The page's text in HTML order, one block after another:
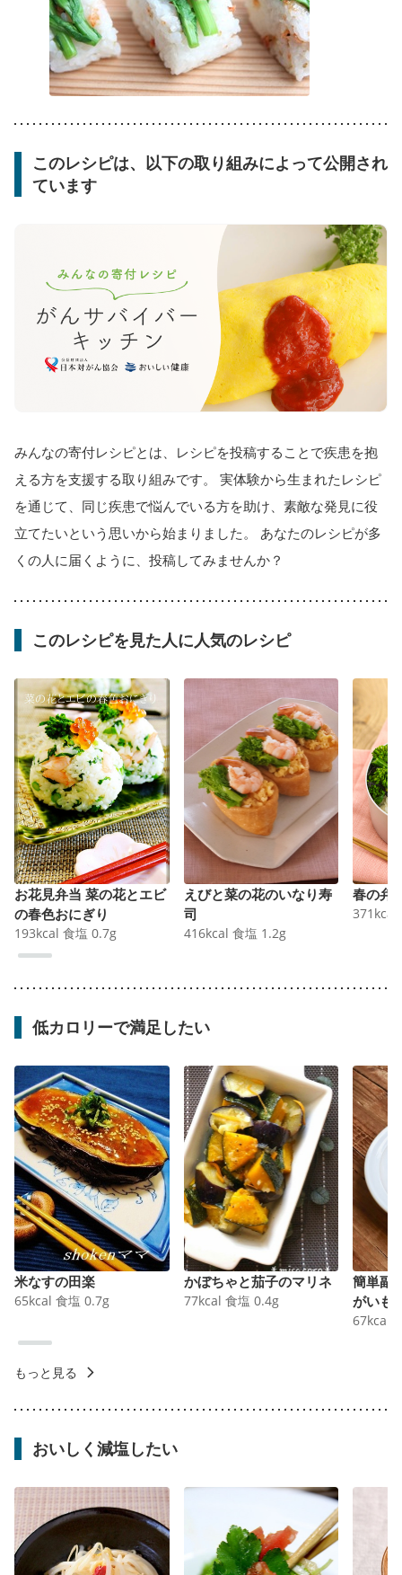
このレシピは、以下の取り組みによって公開され
ています
みんなの寄付レシピとは、レシピを投稿することで疾患を抱
える方を支援する取り組みです。 実体験から生まれたレシピ
を通じて、同じ疾患で悩んでいる方を助け、素敵な発見に役
立てたいという思いから始まりました。 あなたのレシピが多
くの人に届くように、投稿してみませんか？
このレシピを見た人に人気のレシピ
お花見弁当 菜の花とエビ
の春色おにぎり
193kcal 食塩 0.7g
えびと菜の花のいなり寿
司
416kcal 食塩 1.2g
春の弁
371 kcal
低カロリーで満足したい
米なすの田楽
65kcal 食塩 0.7g
かぼちゃと茄子のマリネ
77kcal 食塩 0.4g
簡単副
がいも
67kcal
もっと見る
おいしく減塩したい